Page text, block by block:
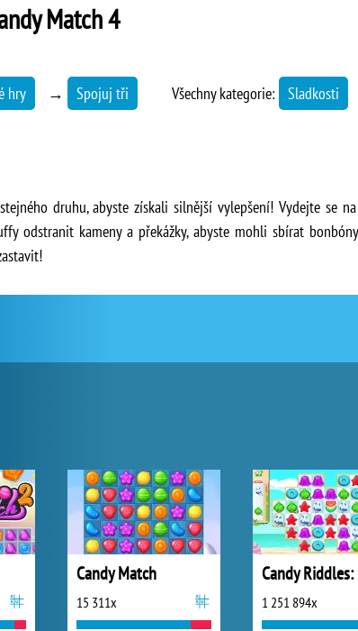
Match 4
hry → Spojuj tři Všechny kategorie: Sladkosti
druhu, abyste získali silnější vylepšení! Vydejte se
odstranit kameny a překážky, abyste mohli sbírat
Candy Match
15 311x 1 251 894x